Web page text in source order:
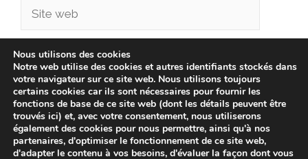
Site
Enregistrer mon nom, mon e-mail et mon site
dans le navigateur pour mon prochain
commentaire.
Nous utilisons des cookies
Notre web utilise des cookies et autres identifiants stockés dans
votre navigateur sur ce site web. Nous utilisons toujours
certains cookies car ils sont nécessaires pour fournir les
fonctions de base de ce site web (dont les détails peuvent être
trouvés ici) et, avec votre consentement, nous utiliserons
également des cookies pour nous permettre, ainsi qu'à nos
partenaires, d'optimiser le fonctionnement de ce site web,
d'adapter le contenu à vos besoins, d'évaluer la façon dont vous